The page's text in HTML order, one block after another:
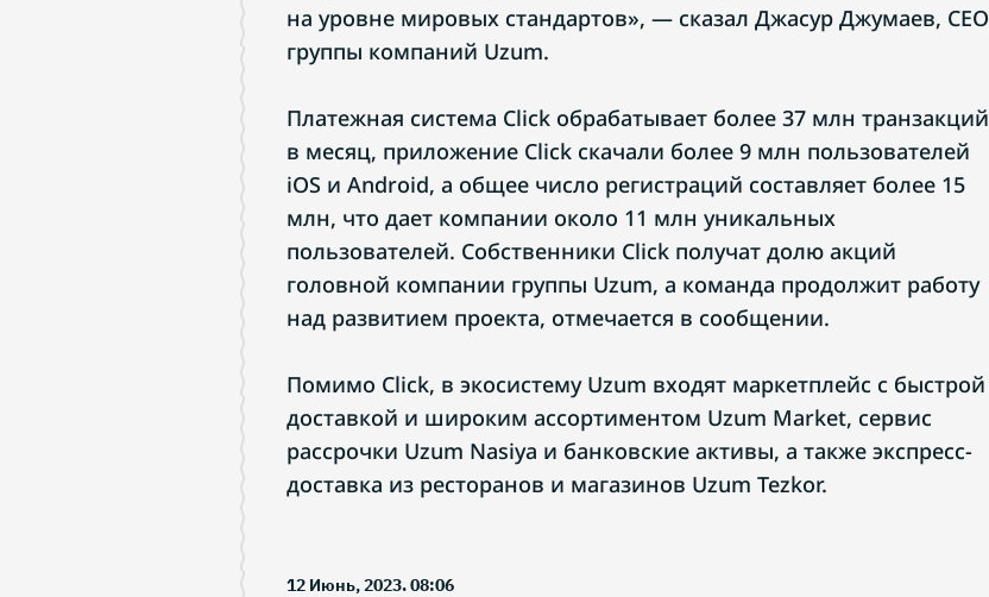
на уровне мировых стандартов», — сказал Джасур Джумаев, CEO
группы компаний Uzum.
Платежная система Click обрабатывает более 37 млн транзакций
в месяц, приложение Click скачали более 9 млн пользователей
iOS и Android, а общее число регистраций составляет более 15
млн, что дает компании около 11 млн уникальных
пользователей. Собственники Click получат долю акций
головной компании группы Uzum, а команда продолжит работу
над развитием проекта, отмечается в сообщении.
Помимо Click, в экосистему Uzum входят маркетплейс с быстрой
доставкой и широким ассортиментом Uzum Market, сервис
рассрочки Uzum Nasiya и банковские активы, а также экспресс-
доставка из ресторанов и магазинов Uzum Tezkor.
12 Июнь, 2023. 08:06